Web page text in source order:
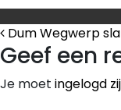
Bericht
Dum Wegwerp
Geef een
Je moet ingelogd